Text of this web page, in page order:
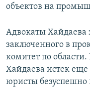
объектов на
Адвокаты Хайдаева
заключенного в
комитет по
Хайдаева истек еще
юристы безуспешно